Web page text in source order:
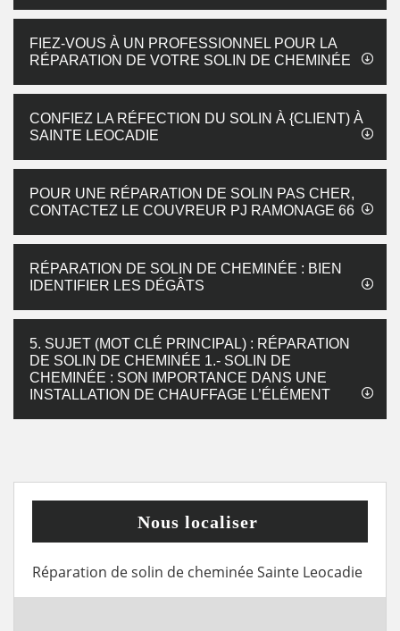
FIEZ-VOUS À UN PROFESSIONNEL POUR LA
RÉPARATION DE VOTRE SOLIN DE CHEMINÉE
CONFIEZ LA RÉFECTION DU SOLIN À {CLIENT) À
SAINTE LEOCADIE
POUR UNE RÉPARATION DE SOLIN PAS CHER,
CONTACTEZ LE COUVREUR PJ RAMONAGE 66
RÉPARATION DE SOLIN DE CHEMINÉE : BIEN
IDENTIFIER LES DÉGÂTS
5. SUJET (MOT CLÉ PRINCIPAL) : RÉPARATION
DE SOLIN DE CHEMINÉE 1.- SOLIN DE
CHEMINÉE : SON IMPORTANCE DANS UNE
INSTALLATION DE CHAUFFAGE L’ÉLÉMENT
Nous localiser
Réparation de solin de cheminée Sainte Leocadie